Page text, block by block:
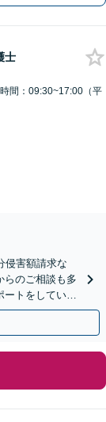
士
間：09:30~17:00（平
侵害額請求な
らのご相談も多
ートをしていま
可】